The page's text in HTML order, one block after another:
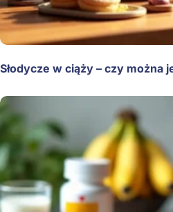
Słodycze w ciąży – czy można